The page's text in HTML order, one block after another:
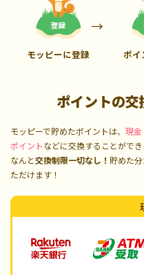
モッピーに登録 ポイ
ポイントの交
モッピーで貯めたポイントは、 現金
ポイントなどに交換することができ
なんと交換制限一切なし！ 貯めた
ただけます！